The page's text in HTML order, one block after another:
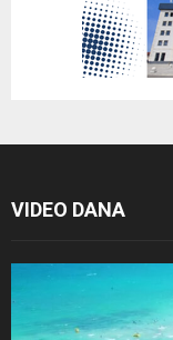
VIDEO DANA